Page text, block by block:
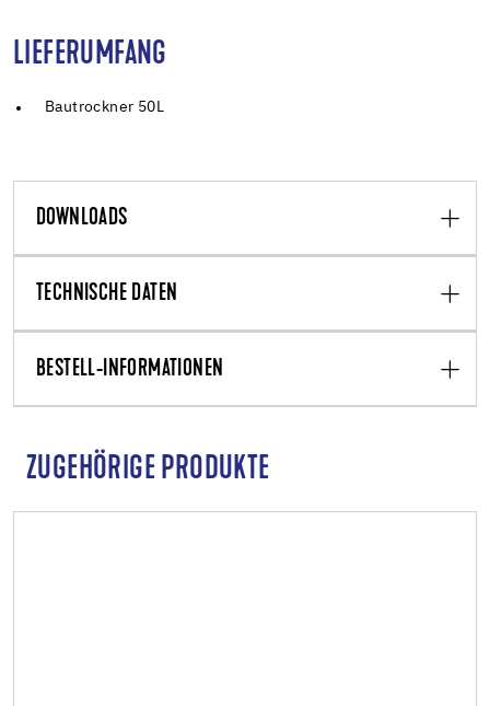
LIEFERUMFANG
Bautrockner 50L
DOWNLOADS
TECHNISCHE DATEN
BESTELL-INFORMATIONEN
ZUGEHÖRIGE PRODUKTE